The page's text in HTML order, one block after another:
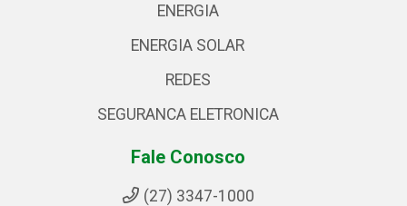
ENERGIA
ENERGIA SOLAR
REDES
SEGURANCA ELETRONICA
Fale Conosco
(27) 3347-1000